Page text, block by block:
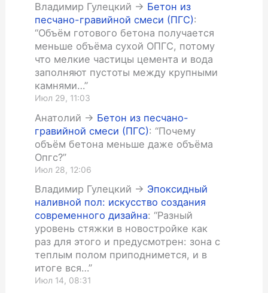
Владимир Гулецкий -> Бетон из
песчано-гравийной смеси (ПГС):
“Объём готового бетона получается
меньше объёма сухой ОПГС, потому
что мелкие частицы цемента и вода
заполняют пустоты между крупными
камнями…”
Июл 29, 11:03
Анатолий -> Бетон из песчано-
гравийной смеси (ПГС): “Почему
объём бетона меньше даже объёма
Опгс?”
Июл 28, 12:06
Владимир Гулецкий -> Эпоксидный
наливной пол: искусство создания
современного дизайна: “Разный
уровень стяжки в новостройке как
раз для этого и предусмотрен: зона с
теплым полом приподнимется, и в
итоге вся…”
Июл 14, 08:31